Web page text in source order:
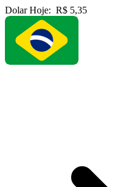
Dolar Hoje: R$ 5,35